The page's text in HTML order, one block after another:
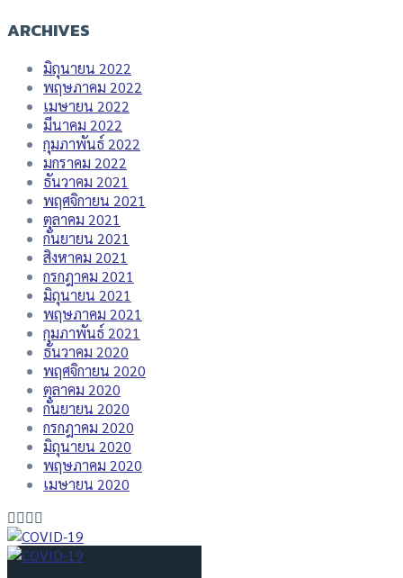
ARCHIVES
มิถุนายน 2022
พฤษภาคม 2022
เมษายน 2022
มีนาคม 2022
กุมภาพันธ์ 2022
มกราคม 2022
ธันวาคม 2021
พฤศจิกายน 2021
ตุลาคม 2021
กันยายน 2021
สิงหาคม 2021
กรกฎาคม 2021
มิถุนายน 2021
พฤษภาคม 2021
กุมภาพันธ์ 2021
ธันวาคม 2020
พฤศจิกายน 2020
ตุลาคม 2020
กันยายน 2020
กรกฎาคม 2020
มิถุนายน 2020
พฤษภาคม 2020
เมษายน 2020